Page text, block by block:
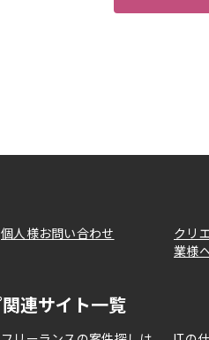
個人様お問い合わせ
クリ
業様
連サイト一覧